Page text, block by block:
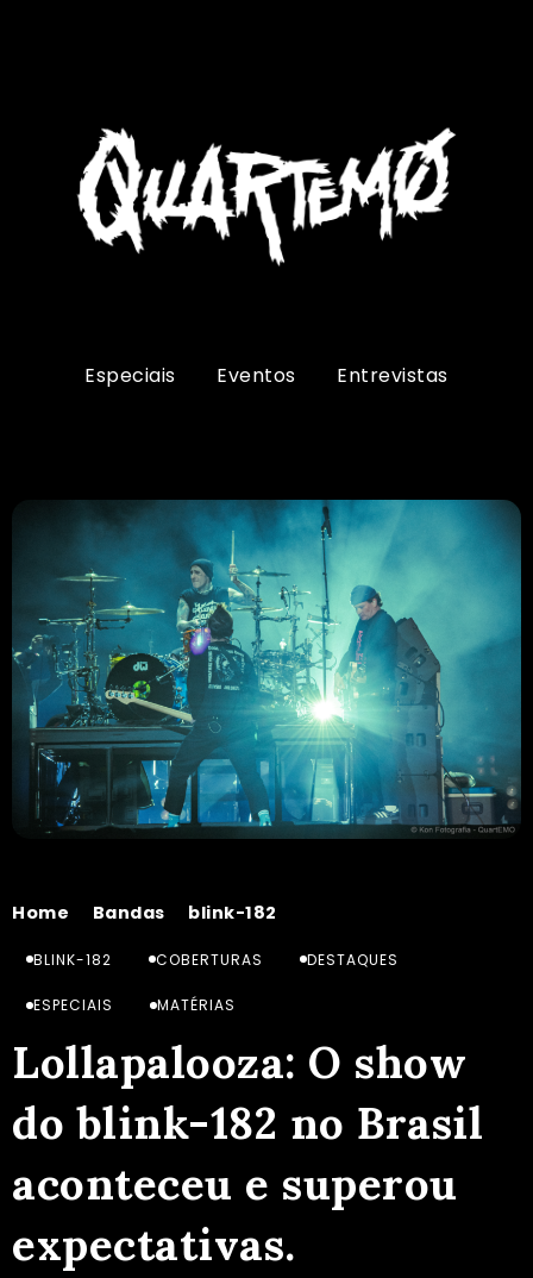
Especiais Eventos Entrevistas
Home Bandas blink-182
BLINK-182 COBERTURAS DESTAQUES
ESPECIAIS MATÉRIAS
Lollapalooza: O show
do blink-182 no Brasil
aconteceu e superou
expectativas.